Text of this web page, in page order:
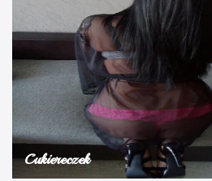
Cukiereczek